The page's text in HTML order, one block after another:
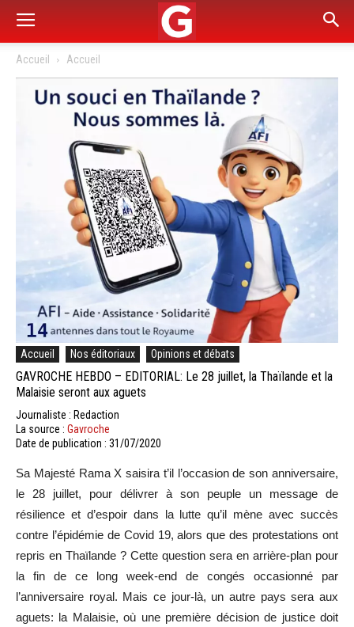
Accueil Accueil
Accueil Nos éditoriaux Opinions et débats
GAVROCHE HEBDO – EDITORIAL: Le 28 juillet, la Thaïlande et la
Malaisie seront aux aguets
Journaliste : Redaction
La source : Gavroche
Date de publication : 31/07/2020
Sa Majesté Rama X saisira t’il l’occasion de son anniversaire,
le 28 juillet, pour délivrer à son peuple un message de
résilience et d’espoir dans la lutte qu’il mène avec succès
contre l’épidémie de Covid19, alors que des protestations ont
repris en Thaïlande ? Cette question sera en arrière-plan pour
la fin de ce long week-end de congés occasionné par
l’anniversaire royal. Mais ce jour-là, un autre pays sera aux
aguets: la Malaisie, où une première décision de justice doit